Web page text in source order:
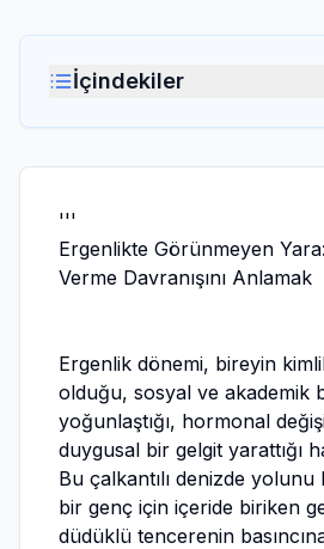
İçindekiler
'''
Ergenlikte Görünmeyen
Verme Davranışını Anlamak
Ergenlik dönemi, bireyin
olduğu, sosyal ve akademik
yoğunlaştığı, hormonal
duygusal bir gelgit yarattığı
Bu çalkantılı denizde yolunu
bir genç için içeride biriken
düdüklü tencerenin